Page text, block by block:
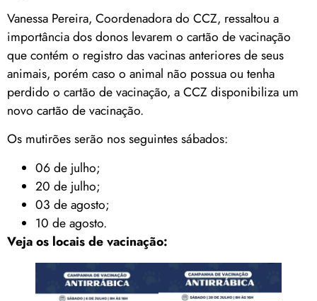
Vanessa Pereira, Coordenadora do CCZ, ressaltou a
importância dos donos levarem o cartão de vacinação
que contém o registro das vacinas anteriores de seus
animais, porém caso o animal não possua ou tenha
perdido o cartão de vacinação, a CCZ disponibiliza um
novo cartão de vacinação.
Os mutirões serão nos seguintes sábados:
06 de julho;
20 de julho;
03 de agosto;
10 de agosto.
Veja os locais de vacinação: